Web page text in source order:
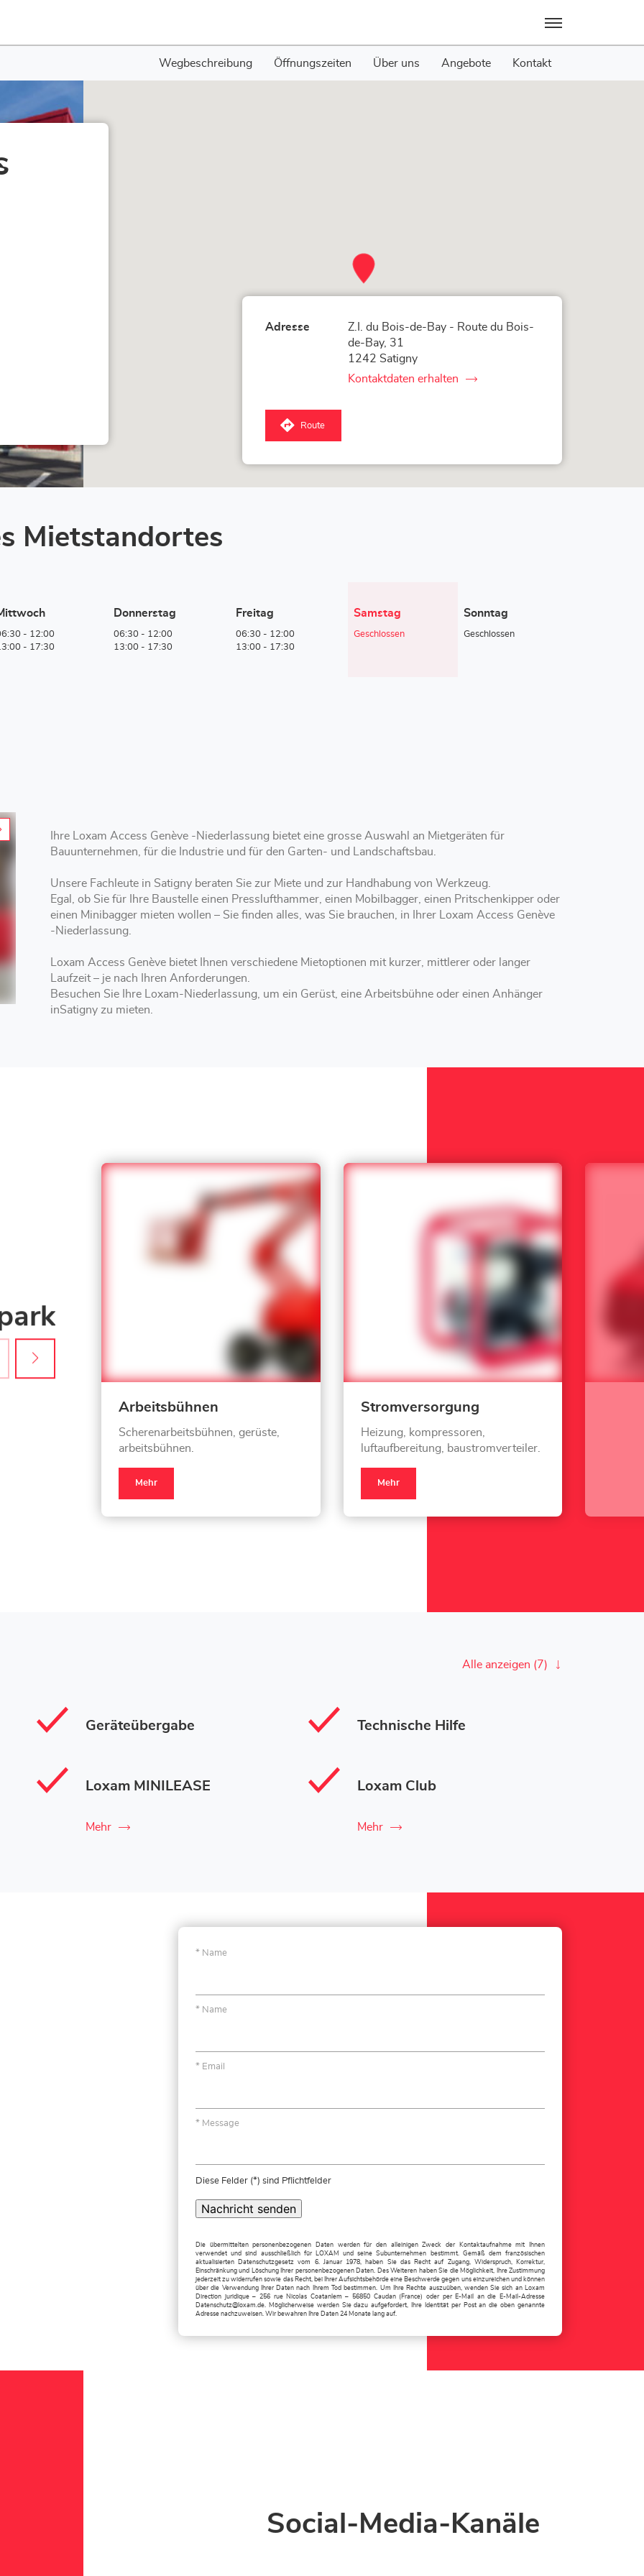
Menü
Wegbeschreibung Öffnungszeiten Über uns Angebote Kontakt
Adresse
Z.I. du Bois-de-Bay - Route du Bois-
de-Bay, 31
1242 Satigny
Kontaktdaten erhalten
von
Route
zum
Loxam
Mietstandortes
- 12:00
- 17:30
Donnerstag
06:30 - 12:00
13:00 - 17:30
Freitag
06:30 - 12:00
13:00 - 17:30
Heutige
Öffnungszeiten
Samstag
Geschlossen
Sonntag
Geschlossen
Ihre Loxam Access Genève -Niederlassung bietet eine grosse Auswahl an Mietgeräten für
Bauunternehmen, für die Industrie und für den Garten- und Landschaftsbau.
Unsere Fachleute in Satigny beraten Sie zur Miete und zur Handhabung von Werkzeug.
Egal, ob Sie für Ihre Baustelle einen Presslufthammer, einen Mobilbagger, einen Pritschenkipper oder
einen Minibagger mieten wollen – Sie finden alles, was Sie brauchen, in Ihrer Loxam Access Genève
-Niederlassung.
Loxam Access Genève bietet Ihnen verschiedene Mietoptionen mit kurzer, mittlerer oder langer
Laufzeit – je nach Ihren Anforderungen.
Besuchen Sie Ihre Loxam-Niederlassung, um ein Gerüst, eine Arbeitsbühne oder einen Anhänger
inSatigny zu mieten.
Arbeitsbühnen
Scherenarbeitsbühnen, gerüste,
arbeitsbühnen.
Mehr
Stromversorgung
Heizung, kompressoren,
luftaufbereitung, baustromverteiler.
Mehr
Alle anzeigen (7)
Geräteübergabe Technische Hilfe
Loxam MINILEASE
Mehr
Loxam Club
Mehr
Name
Name
Email
Message
Diese Felder (*) sind Pflichtfelder
Nachricht senden
Die übermittelten personenbezogenen Daten werden für den alleinigen Zweck der Kontaktaufnahme mit Ihnen
verwendet und sind ausschließlich für LOXAM und seine Subunternehmen bestimmt. Gemäß dem französischen
aktualisierten Datenschutzgesetz vom 6. Januar 1978, haben Sie das Recht auf Zugang, Widerspruch, Korrektur,
Einschränkung und Löschung Ihrer personenbezogenen Daten. Des Weiteren haben Sie die Möglichkeit, Ihre Zustimmung
jederzeit zu widerrufen sowie das Recht, bei Ihrer Aufsichtsbehörde eine Beschwerde gegen uns einzureichen und können
über die Verwendung Ihrer Daten nach Ihrem Tod bestimmen. Um Ihre Rechte auszuüben, wenden Sie sich an Loxam
Direction juridique – 256 rue Nicolas Coatanlem – 56850 Caudan (France) oder per E-Mail an die E-Mail-Adresse
Datenschutz@loxam.de . Möglicherweise werden Sie dazu aufgefordert, Ihre Identität per Post an die oben genannte
Adresse nachzuweisen. Wir bewahren Ihre Daten 24 Monate lang auf.
Social-Media-Kanäle